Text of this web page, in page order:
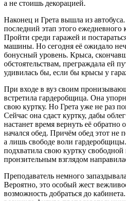
а не стоишь декорацией.
Наконец и Грета вышла из
последний этап этого ежедневного
Пройти среди гаражей и
машины. Но сегодня её ожидало
бонусный уровень. Крыса,
обстоятельствам, преграждала ей
удивилась бы, если бы крысы у
При входе в вуз своим
встретила гардеробщица. Она
свою куртку. Но Грета уже не раз
Сейчас она сдаст куртку, дабы
настанет время вернуть её обратно
начался обед. Причём обед этот не
а лишь свободе воли
подхватила свою куртку
пронзительным взглядом
Преподаватель немного
Вероятно, это особый жест
возможность добраться до